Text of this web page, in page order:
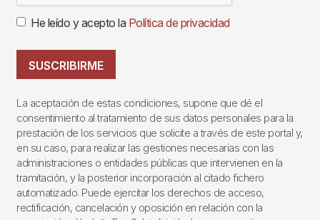
He leído y acepto la Política de privacidad
SUSCRIBIRME
La aceptación de estas condiciones, supone que dé el
consentimiento al tratamiento de sus datos personales para la
prestación de los servicios que solicite a través de este portal y,
en su caso, para realizar las gestiones necesarias con las
administraciones o entidades públicas que intervienen en la
tramitación, y la posterior incorporación al citado fichero
automatizado. Puede ejercitar los derechos de acceso,
rectificación, cancelación y oposición en relación con la